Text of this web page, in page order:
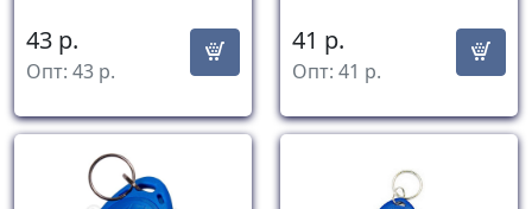
43 р.
Опт: 43 р.
41 р.
Опт: 41 р.